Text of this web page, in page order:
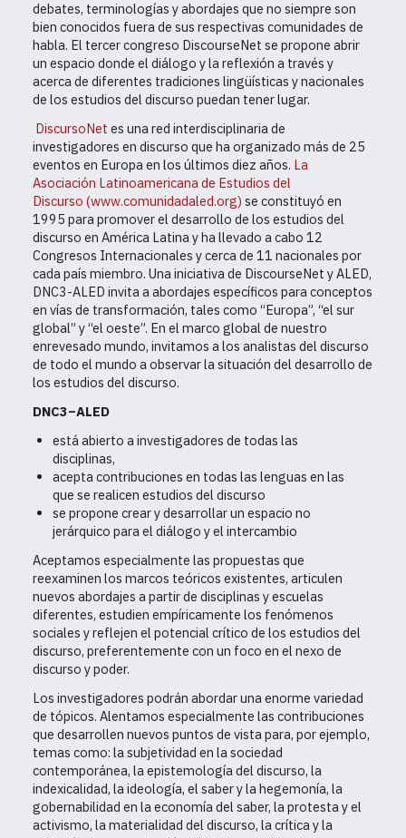
debates, terminologías y abordajes que no siempre son
bien conocidos fuera de sus respectivas comunidades de
habla. El tercer congreso DiscourseNet se propone abrir
un espacio donde el diálogo y la reflexión a través y
acerca de diferentes tradiciones lingüísticas y nacionales
de los estudios del discurso puedan tener lugar.
DiscursoNet es una red interdisciplinaria de
investigadores en discurso que ha organizado más de 25
eventos en Europa en los últimos diez años. La
Asociación Latinoamericana de Estudios del
Discurso (www.comunidadaled.org) se constituyó en
1995 para promover el desarrollo de los estudios del
discurso en América Latina y ha llevado a cabo 12
Congresos Internacionales y cerca de 11 nacionales por
cada país miembro. Una iniciativa de DiscourseNet y ALED,
DNC3-ALED invita a abordajes específicos para conceptos
en vías de transformación, tales como “Europa”, “el sur
global” y “el oeste”. En el marco global de nuestro
enrevesado mundo, invitamos a los analistas del discurso
de todo el mundo a observar la situación del desarrollo de
los estudios del discurso.
DNC3–ALED
está abierto a investigadores de todas las
disciplinas,
acepta contribuciones en todas las lenguas en las
que se realicen estudios del discurso
se propone crear y desarrollar un espacio no
jerárquico para el diálogo y el intercambio
Aceptamos especialmente las propuestas que
reexaminen los marcos teóricos existentes, articulen
nuevos abordajes a partir de disciplinas y escuelas
diferentes, estudien empíricamente los fenómenos
sociales y reflejen el potencial crítico de los estudios del
discurso, preferentemente con un foco en el nexo de
discurso y poder.
Los investigadores podrán abordar una enorme variedad
de tópicos. Alentamos especialmente las contribuciones
que desarrollen nuevos puntos de vista para, por ejemplo,
temas como: la subjetividad en la sociedad
contemporánea, la epistemología del discurso, la
indexicalidad, la ideología, el saber y la hegemonía, la
gobernabilidad en la economía del saber, la protesta y el
activismo, la materialidad del discurso, la crítica y la